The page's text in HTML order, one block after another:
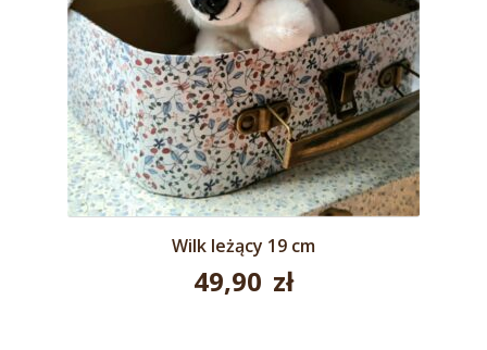
Wilk leżący 19 cm
49,90 zł